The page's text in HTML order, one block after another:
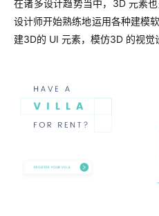
在诸多设计趋势当中，3D 元素
设计师开始熟练地运用各种建模
建3D的 UI 元素，模仿3D 的视觉